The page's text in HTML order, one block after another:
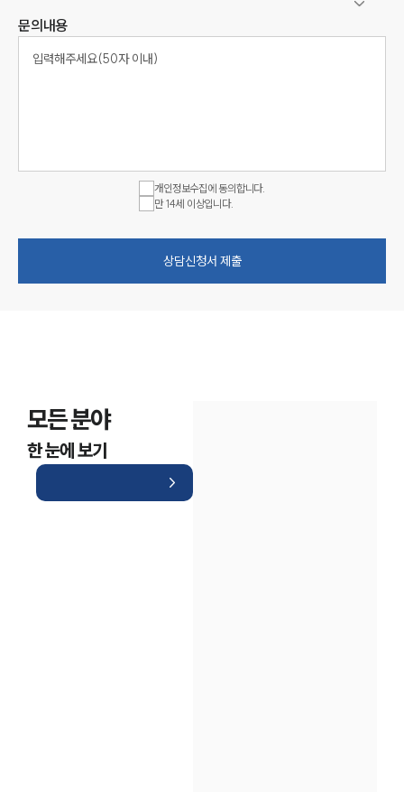
문의내용
개인정보수집에 동의합니다.
만 14세 이상입니다.
상담신청서 제출
모든 분야
한 눈에 보기